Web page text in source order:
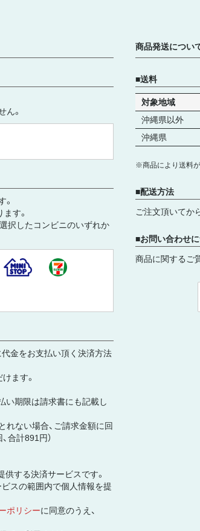
。
す。
択したコンビニのいずれか
金をお支払い頂く決済方法
ます。
い期限は請求書にも記載し
ない場合、ご請求金額に回
合計891円）
する決済サービスです。
スの範囲内で個人情報を提
ポリシーに同意のうえ、
商品発送につい
送料
対象地域
沖縄県以外
沖縄県
※商品により送料が
配送方法
ご注文頂いてか
お問い合わせ
商品に関するご